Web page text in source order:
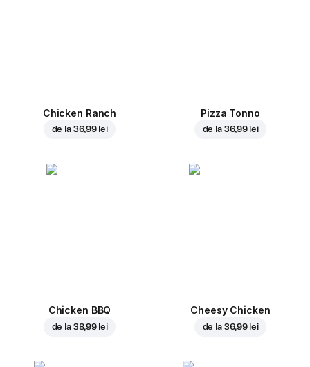
Chicken Ranch
de la 36,99 lei
Pizza Tonno
de la 36,99 lei
Chicken BBQ
de la 38,99 lei
Cheesy Chicken
de la 36,99 lei